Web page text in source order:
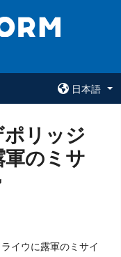
日本語
クルインフォ
ム
クルインフォル
リッジ
のミサ